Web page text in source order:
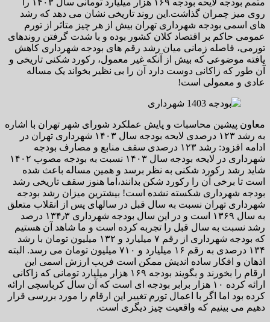
روی میز چمران گذاشت.این روند تاریخی نشان می دهد که رشد
های اسمی بودجه شهرداری تهران بیش از هر چیز متاثر از تورم
عمومی حاکم بر اقتصاد کلان کشور بوده و با شدت گرفتن روندهای
تورمی، فاصله زمانی میان رشد رقم های بودجه شهرداری کاهش
یافته موضوعی که بیش از آنکه غیر معمول، رکورد شکنی تاریخی و
آن طور که زاکانی دوست دارد آن را بی نظیر بخواند یک مساله
عادی و معمولی است!
معاون پیشین محاسبات و پایش عملکرد شورای شهر تهران با اشاره
به رشد ۱۲۳ درصدی لایحه بودجه سال ۱۴۰۳ شهرداری تهران در
ادامه افزود: رشد ۱۲۳ درصدی سقف منابع و مصارف بودجه
شهرداری در لایحه بودجه سال ۱۴۰۳ نسبت به بودجه مصوب ۱۴۰۲
شاید رشد رکورد شکنی به نظر برسد و همین مساله باعث شده
است تا برخی آن را رکورد شکن بدانند،اما هنوز سقف تاریخی رشد
بودجه شهرداری شکسته نشده است! بیشترین میزان رشد بودجه
شهرداری تهران نسبت به سال قبل در سالهای پس از انقلاب متعلق
به سال ۱۳۶۹ است و در این سال بودجه شهرداری ۱۳۴٫۳ درصد
رشد نسبت به سال قبل را تجربه کرده است و ما شاهد آن هستیم
که بودجه شهرداری از رقم ۷ میلیارد و ۱۳۲ میلیون تومان با رشد
۱۳۴ درصدی به رقم ۱۶ میلیارد و ۷۱۰ میلیون تومان می رسد. البته
اذهان و افکار ساده اندیش ممکن است فریب ارزش اسمی این
ارقام را بخورند و بگویند بودجه ۱۶۹ هزار میلیارد تومانی که زاکانی
ارائه کرده ۱۰ هزار برابر بودجه ای است که آن سال کرباسچی ارائه
کرده بود اما اگر با اعمال تورم تغییر این ارقام را مورد بررسی قرار
دهیم می بینیم که واقعیت چیز دیگری است.